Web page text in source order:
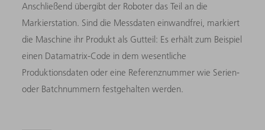
Anschließend übergibt der Roboter das Teil an die
Markierstation. Sind die Messdaten einwandfrei, markiert
die Maschine ihr Produkt als Gutteil: Es erhält zum Beispiel
einen Datamatrix-Code in dem wesentliche
Produktionsdaten oder eine Referenznummer wie Serien-
oder Batchnummern festgehalten werden.